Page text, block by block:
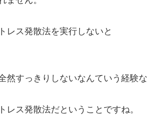
レス発散法を実行しないと
然すっきりしないなんていう経験な
ス発散法だということですね。